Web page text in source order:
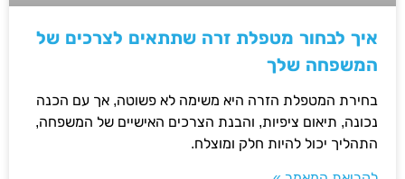
איך לבחור מטפלת זרה שתתאים לצרכים של
המשפחה שלך
בחירת המטפלת הזרה היא משימה לא פשוטה, אך עם הכנה
נכונה, תיאום ציפיות, והבנת הצרכים האישיים של המשפחה,
התהליך יכול להיות חלק ומוצלח.